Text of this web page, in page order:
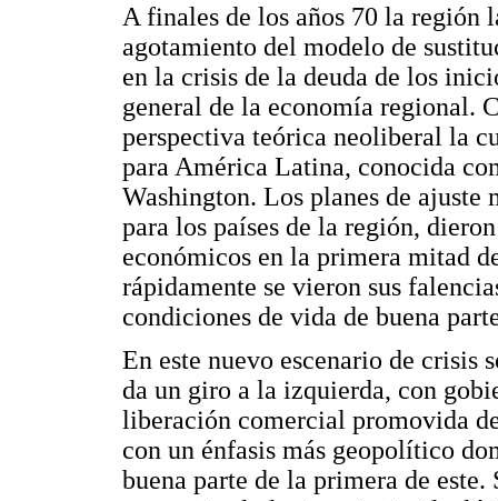
A finales de los años 70 la región
agotamiento del modelo de
en la crisis de la deuda de los
general de la economía regional.
perspectiva teórica neoliberal la
para América Latina, conocida
Washington. Los planes de
para los países de la región,
económicos en la primera mitad
rápidamente se vieron sus
condiciones de vida de buena
En este nuevo escenario de crisis
da un giro a la izquierda, con
liberación comercial promovida
con un énfasis más geopolítico
buena parte de la primera de este.